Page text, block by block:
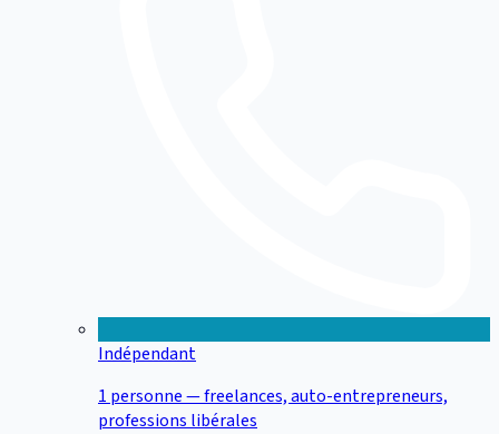
Indépendant
1 personne — freelances, auto-entrepreneurs,
professions libérales